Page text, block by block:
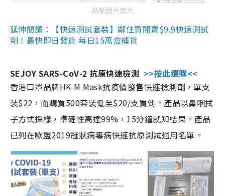
點擊圖片放大
延伸閱讀：【快速測試套裝】鄰住買開賣$9.9快速測試
劑！最快即日發貨 每日15萬盒補貨
SEJOY SARS-CoV-2 抗原快速檢測 >>按此選購<<
香港口罩品牌HK-M Mask抗疫價發售快速檢測劑，單支
裝$22，而購買500套裝低至$20/支買到。產品以鼻咽拭
子方式採樣，準確性高達99%，15分鐘就知結果。產品
已列在歐盟2019冠狀病毒病快速抗原測試通用名單。